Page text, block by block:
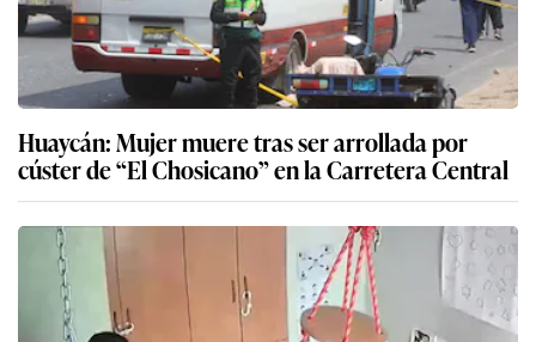
Huaycán: Mujer muere tras ser arrollada por
cúster de “El Chosicano” en la Carretera Central